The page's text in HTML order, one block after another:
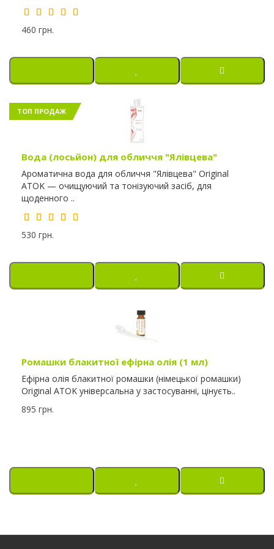
460 грн.
ТОП ПРОДАЖ
Вода (лосьйон) для обличчя "Ялівцева"
Ароматична вода для обличчя "Ялівцева" Original
ATOK — очищуючий та тонізуючий засіб, для
щоденного ..
530 грн.
Ромашки блакитної ефірна олія (1 мл)
Ефірна олія блакитної ромашки (німецької ромашки)
Original ATOK універсальна у застосуванні, цінуєть..
895 грн.